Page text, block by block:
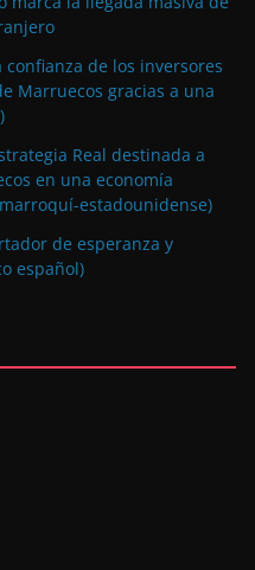
de los inversores
Marruecos gracias a una
Real destinada a
en una economía
estadounidense)
de esperanza y
español)